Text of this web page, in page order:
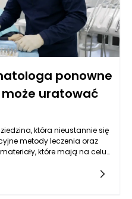
ponowne
może uratować
która nieustannie się
metody leczenia oraz
które mają na celu
deską ratunku dla zębów